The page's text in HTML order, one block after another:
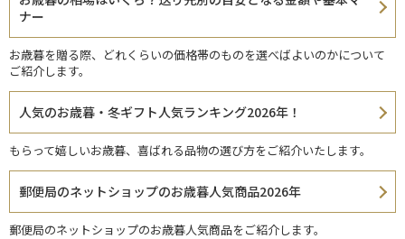
ナー
お歳暮を贈る際、どれくらいの価格帯のものを選べばよいのかについて
ご紹介します。
人気のお歳暮・冬ギフト人気ランキング2026年！
もらって嬉しいお歳暮、喜ばれる品物の選び方をご紹介いたします。
郵便局のネットショップのお歳暮人気商品2026年
郵便局のネットショップのお歳暮人気商品をご紹介します。